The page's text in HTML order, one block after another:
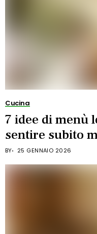
Cucina
7 idee di menù
sentire subito
BY 25 GENNAIO 2026